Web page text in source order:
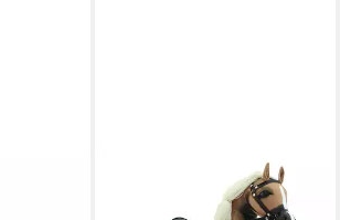
7363
auf
Stehpferd Haasenstrauch
Sweety Toys Spielpferd